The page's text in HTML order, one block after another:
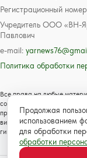
Регистрационный
Учредитель ООО «ВН-
Павлович
e-mail:
Политика обработки
Все права на любые
соответствии с
праве и смежных правах.
видеоматериалов возможно
гиперссылкой на сайт
Продолжая
использованием
для обработки
обработки